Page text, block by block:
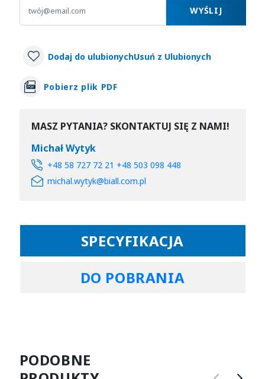
WYŚLIJ
Dodaj do ulubionychUsuń z Ulubionych
Pobierz plik PDF
MASZ PYTANIA? SKONTAKTUJ SIĘ Z NAMI!
Michał Wytyk
+48 58 727 72 21 +48 503 098 448
michal.wytyk@biall.com.pl
SPECYFIKACJA
DO POBRANIA
PODOBNE